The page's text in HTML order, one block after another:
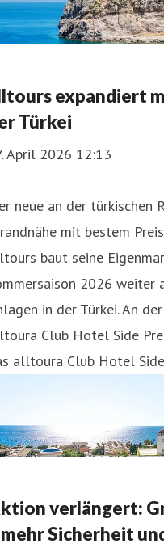
expandiert
Türkei
April 2026 12:13
neue an der türkischen
mit bestem
baut seine
2026 weiter
in der Türkei. An
Club Hotel Side
alltoura Club Hotel
verlängert:
Sicherheit